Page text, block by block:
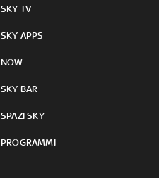
SKY TV
SKY APPS
NOW
SKY BAR
SPAZI SKY
PROGRAMMI